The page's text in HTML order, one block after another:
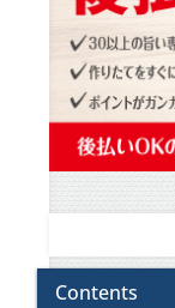
Contents